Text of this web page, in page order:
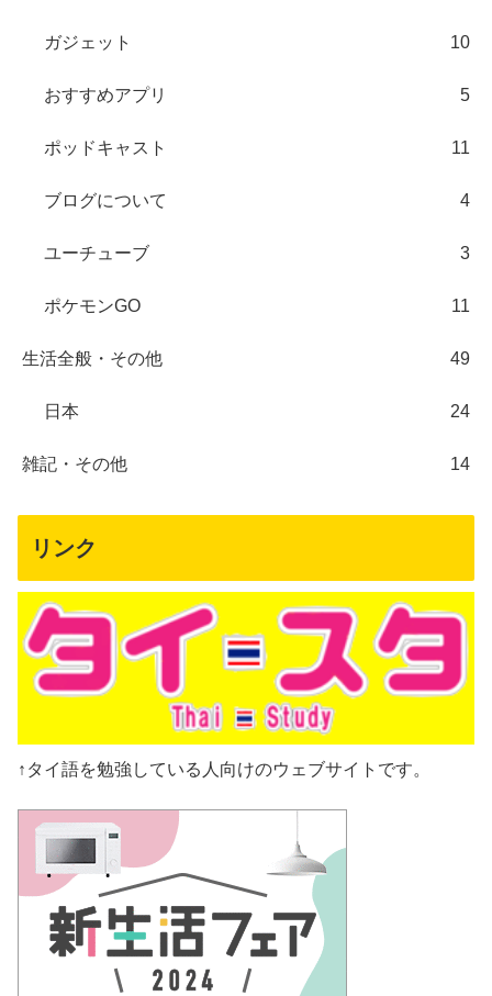
ガジェット 10
おすすめアプリ 5
ポッドキャスト 11
ブログについて 4
ユーチューブ 3
ポケモンGO 11
生活全般・その他 49
日本 24
雑記・その他 14
リンク
↑タイ語を勉強している人向けのウェブサイトです。